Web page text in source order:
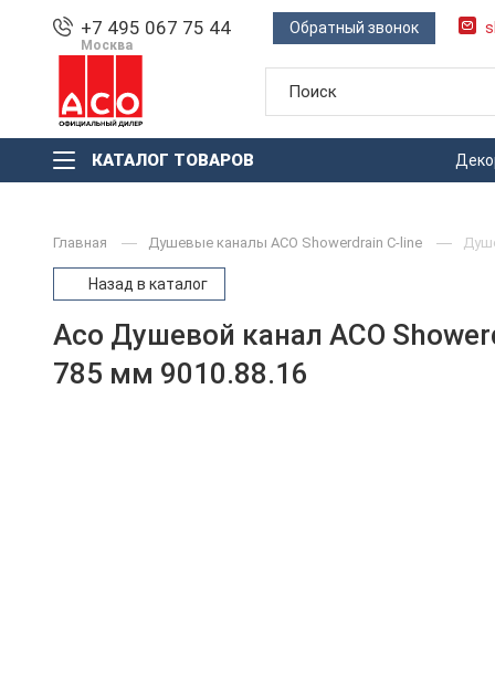
+7 495 067 75 44
Москва
Обратный звонок
КАТАЛОГ ТОВАРОВ
Главная Душевые каналы ACO Showerdrain С-line
Назад в каталог
Aco Душевой канал ACO
785 мм 9010.88.16